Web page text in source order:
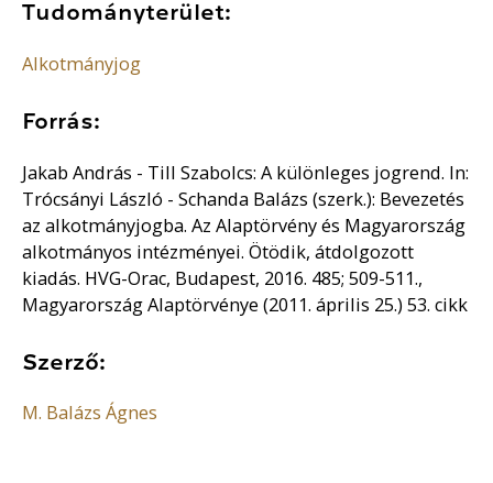
Tudományterület:
Alkotmányjog
Forrás:
Jakab András - Till Szabolcs: A különleges jogrend. In:
Trócsányi László - Schanda Balázs (szerk.): Bevezetés
az alkotmányjogba. Az Alaptörvény és Magyarország
alkotmányos intézményei. Ötödik, átdolgozott
kiadás. HVG-Orac, Budapest, 2016. 485; 509-511.,
Magyarország Alaptörvénye (2011. április 25.) 53. cikk
Szerző:
M. Balázs Ágnes